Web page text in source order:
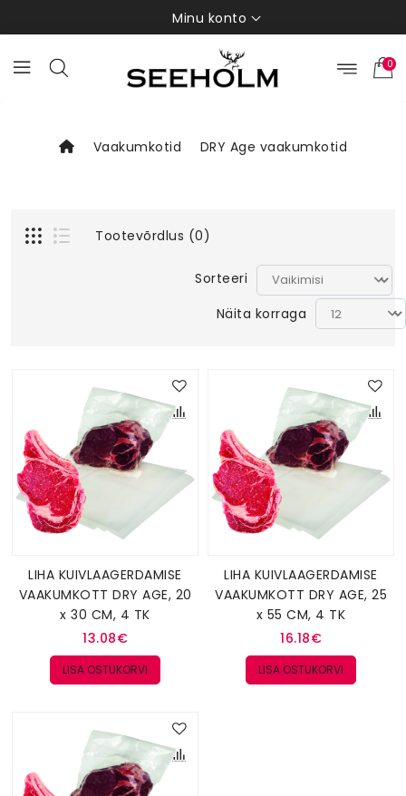
Minu konto
0
Vaakumkotid DRY Age vaakumkotid
Tootevõrdlus (0)
Sorteeri
Näita korraga
LIHA KUIVLAAGERDAMISE
VAAKUMKOTT DRY AGE, 20
x 30 CM, 4 TK
13.08€
LISA OSTUKORVI
LIHA KUIVLAAGERDAMISE
VAAKUMKOTT DRY AGE, 25
x 55 CM, 4 TK
16.18€
LISA OSTUKORVI